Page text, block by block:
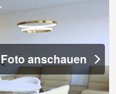
Foto anschauen